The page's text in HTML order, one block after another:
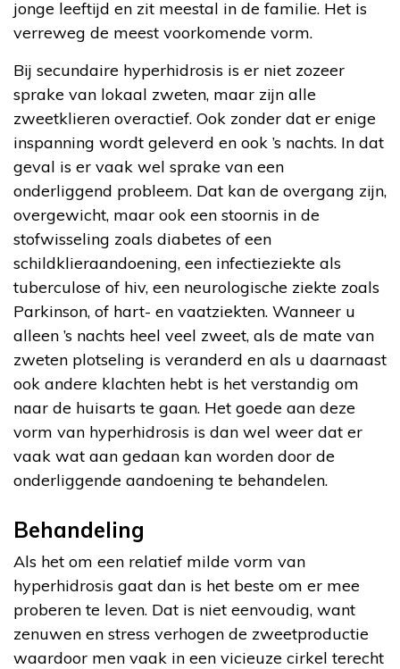
jonge leeftijd en zit meestal in de familie. Het is
verreweg de meest voorkomende vorm.
Bij secundaire hyperhidrosis is er niet zozeer
sprake van lokaal zweten, maar zijn alle
zweetklieren overactief. Ook zonder dat er enige
inspanning wordt geleverd en ook ’s nachts. In dat
geval is er vaak wel sprake van een
onderliggend probleem. Dat kan de overgang zijn,
overgewicht, maar ook een stoornis in de
stofwisseling zoals diabetes of een
schildklieraandoening, een infectieziekte als
tuberculose of hiv, een neurologische ziekte zoals
Parkinson, of hart- en vaatziekten. Wanneer u
alleen ’s nachts heel veel zweet, als de mate van
zweten plotseling is veranderd en als u daarnaast
ook andere klachten hebt is het verstandig om
naar de huisarts te gaan. Het goede aan deze
vorm van hyperhidrosis is dan wel weer dat er
vaak wat aan gedaan kan worden door de
onderliggende aandoening te behandelen.
Behandeling
Als het om een relatief milde vorm van
hyperhidrosis gaat dan is het beste om er mee
proberen te leven. Dat is niet eenvoudig, want
zenuwen en stress verhogen de zweetproductie
waardoor men vaak in een vicieuze cirkel terecht